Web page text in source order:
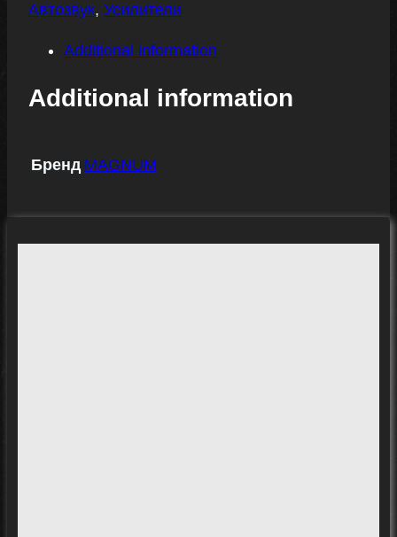
Автозвук, Усилители
Additional information
Additional information
Бренд MAGNUM